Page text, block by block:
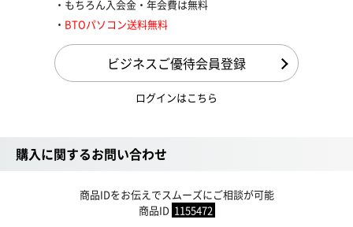
もちろん入会金・年会費は無料
BTOパソコン送料無料
ビジネスご優待会員登録
ログインはこちら
購入に関するお問い合わせ
商品IDをお伝えでスムーズにご相談が可能
商品ID 1155472